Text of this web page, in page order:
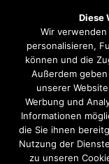
Monat:
24. JUNI 2021
Diese
Wir
personalisieren,
können und die
Außerdem
unserer
Werbung und
Informationen
die Sie ihnen
Nutzung der
zu unseren